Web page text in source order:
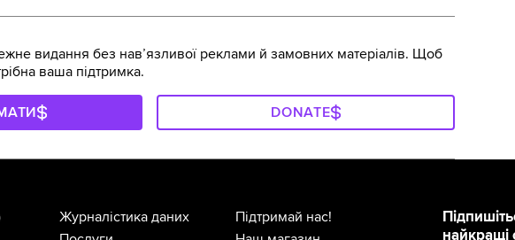
видання без навʼязливої реклами й замовних матеріалів. Щоб
ваша підтримка.
DONATE
найкращі
Журналістика даних
Підтримай нас!